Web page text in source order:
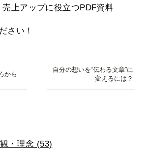
上アップに役立つPDF資料
さい！
から
自分の想いを“伝わる文章”に
変えるには？
・理念 (53)